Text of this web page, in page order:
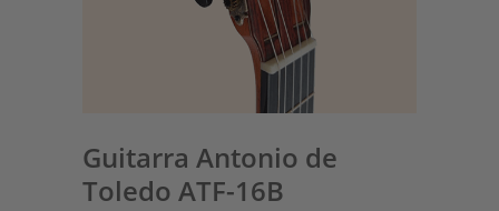
Guitarra Antonio de
Toledo ATF-16B